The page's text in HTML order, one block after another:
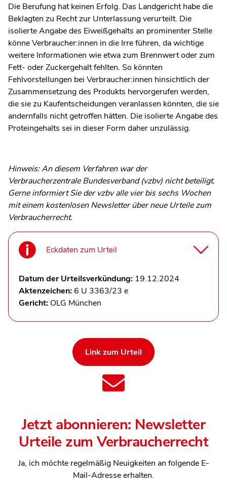
Die Berufung hat keinen Erfolg. Das Landgericht habe die
Beklagten zu Recht zur Unterlassung verurteilt. Die
isolierte Angabe des Eiweißgehalts an prominenter Stelle
könne Verbraucher:innen in die Irre führen, da wichtige
weitere Informationen wie etwa zum Brennwert oder zum
Fett- oder Zuckergehalt fehlten. So könnten
Fehlvorstellungen bei Verbraucher:innen hinsichtlich der
Zusammensetzung des Produkts hervorgerufen werden,
die sie zu Kaufentscheidungen veranlassen könnten, die sie
andernfalls nicht getroffen hätten. Die isolierte Angabe des
Proteingehalts sei in dieser Form daher unzulässig.
Hinweis: An diesem Verfahren war der
Verbraucherzentrale Bundesverband (vzbv) nicht beteiligt.
Gerne informiert Sie der vzbv alle vier bis sechs Wochen
mit einem kostenlosen Newsletter über neue Urteile zum
Verbraucherrecht.
Eckdaten zum Urteil
Datum der Urteilsverkündung: 19.12.2024
Aktenzeichen: 6 U 3363/23 e
Gericht: OLG München
Link zum Urteil
Jetzt abonnieren: Newsletter
Urteile zum Verbraucherrecht
Ja, ich möchte regelmäßig Neuigkeiten an folgende E-
Mail-Adresse erhalten.